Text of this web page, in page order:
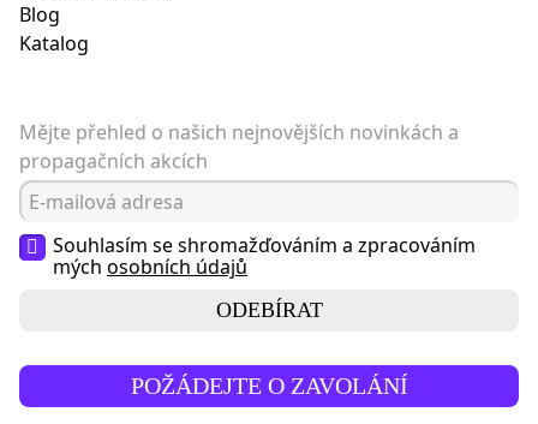
Blog
Katalog
Mějte přehled o našich nejnovějších novinkách a
propagačních akcích
Souhlasím se shromažďováním a zpracováním
mých osobních údajů
ODEBÍRAT
POŽÁDEJTE O ZAVOLÁNÍ